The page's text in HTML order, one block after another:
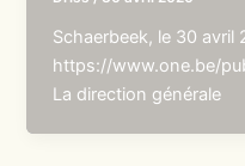
Schaerbeek, le 30 avril
https://www.one.be/
La direction générale